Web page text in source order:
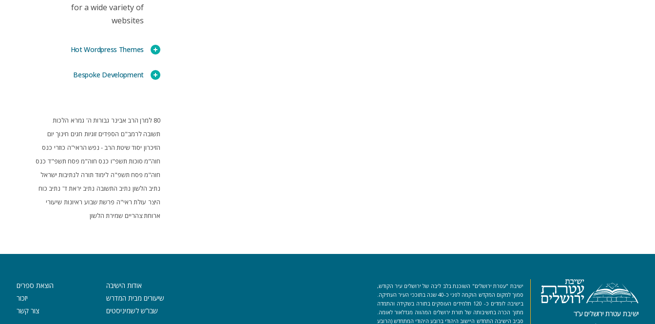
for a wide variety of
websites
Hot Wordpress Themes
Bespoke Development
80 למרן הרב אבינר גבורות ה' גמרא הלכות
תשובה לרמב"ם הספדים זוגיות חגים חינוך יום
הזיכרון יסוד שיטת הרב - נפש הראי"ה כוזרי כנס
חוה"מ סוכות תשפ"ו כנס חוה"מ פסח תשפ"ד כנס
חוה"מ פסח תשפ"ה לימוד תורה לנתיבות ישראל
נתיב הלשון נתיב התשובה נתיב יראת ד' נתיב כוח
היצר עולת ראי"ה פרשת שבוע ראיונות שיעורי
ארוחת צהריים שמירת הלשון
ישיבת עטרת ירושלים ע”ר
ישיבת "עטרת ירושלים" השוכנת בלב ליבה של ירושלים עיר הקודש,
סמוך למקום המקדש הוקמה לפני כ-40 שנה בתוככי העיר העתיקה.
בישיבה לומדים כ- 120 תלמידים העוסקים בתורה בשקידה והתמדה
מתוך הכרה בחשיבותה של תורת ירושלים המהווה מגדלאור לאומה.
סביב הישיבה התחדש היישוב היהודי ברובע היהודי המתחדש (הרובע
אודות הישיבה
שיעורים מבית המדרש
שבו”ש לשמיניסטים
הוצאת ספרים
יזכור
צור קשר